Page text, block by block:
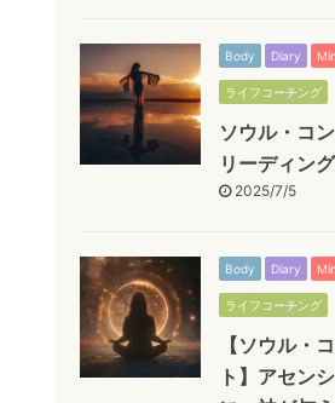
Body Diary
ライフコーチング
ソウル・コ
リーディン
2025/7/5
Body Diary
ライフコーチング
【ソウル・
ト】アセン